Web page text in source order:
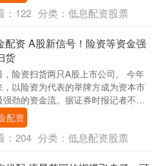
： 122 分类： 低息配资股票
配资 A股新信号！险资等资金强
货
，险资扫货两只A股上市公司。 今年
，以险资为代表的举牌方成为资本市
强劲的资金流。据证券时报记者不完
，险资年内举牌A股和港股上市公司
20次....
配资
： 204 分类： 低息配资股票